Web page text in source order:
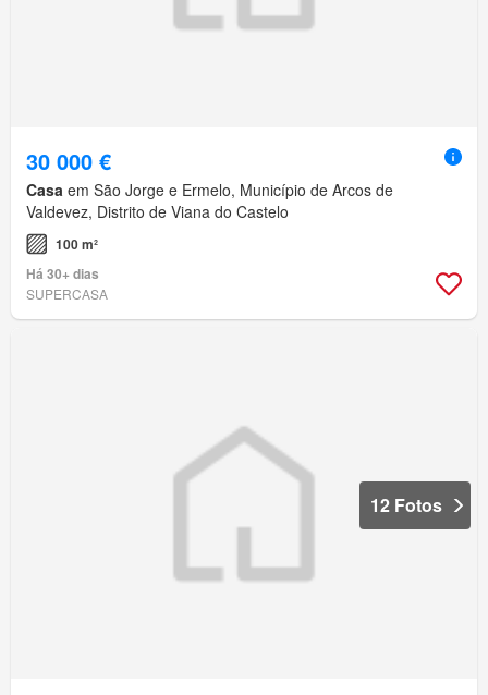
30 000 €
Casa em São Jorge e Ermelo, Município de Arcos de
Valdevez, Distrito de Viana do Castelo
100 m²
Há 30+ dias
SUPERCASA
12 Fotos